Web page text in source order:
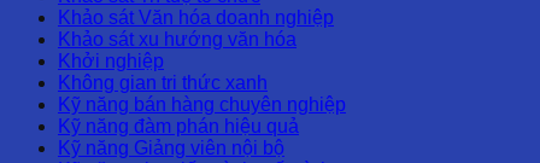
Khảo sát Văn hóa doanh nghiệp
Khảo sát xu hướng văn hóa
Khởi nghiệp
Không gian tri thức xanh
Kỹ năng bán hàng chuyên nghiệp
Kỹ năng đàm phán hiệu quả
Kỹ năng Giảng viên nội bộ